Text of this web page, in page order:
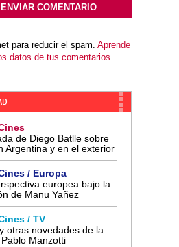
para reducir el spam. Aprende
datos de tus comentarios.
de Diego Batlle sobre
Argentina y en el exterior
/ Europa
europea bajo la
de Manu Yañez
/ TV
otras novedades de la
Manzotti